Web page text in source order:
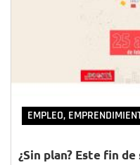
EMPLEO,
¿Sin plan? Este fin